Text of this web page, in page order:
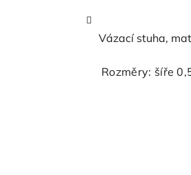
Vázací stuha,
Rozměry: šíře